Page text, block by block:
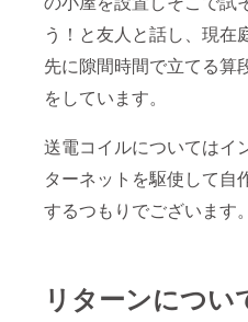
う！と友人と話し、現在
先に隙間時間で立てる算
をしています。
送電コイルについてはイ
ターネットを駆使して自
するつもりでございます。
リターンについ